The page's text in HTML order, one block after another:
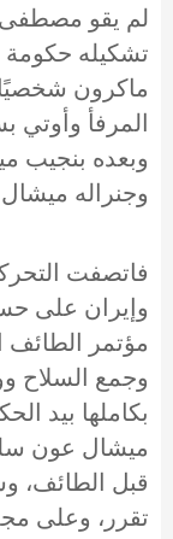
لم يقو مصطفى
تشكيله
ماكرون
المرفأ وأوتي
وبعده بنجيب
وجنراله
فاتصفت
وإيران على
مؤتمر
وجمع السلاح
بكاملها بيد
ميشال عون
قبل الطائف،
تقرر، وعلى